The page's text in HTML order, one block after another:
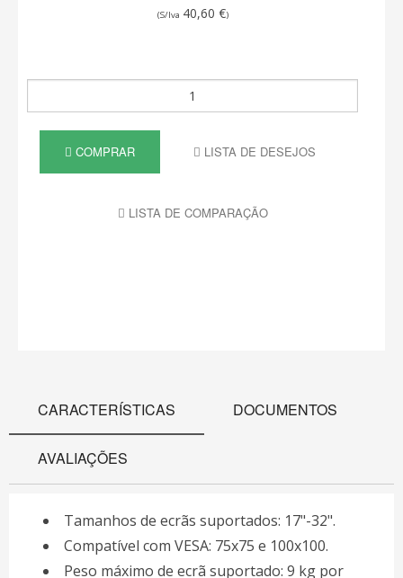
(S/Iva 40,60 €)
COMPRAR LISTA DE DESEJOS
LISTA DE COMPARAÇÃO
CARACTERÍSTICAS DOCUMENTOS
AVALIAÇÕES
Tamanhos de ecrãs suportados: 17"-32".
Compatível com VESA: 75x75 e 100x100.
Peso máximo de ecrã suportado: 9 kg por